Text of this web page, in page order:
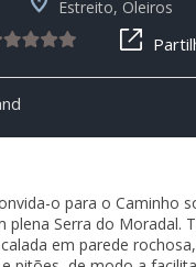
Estreito, Oleiros
o para o Caminho
plena Serra do Moradal.
em parede